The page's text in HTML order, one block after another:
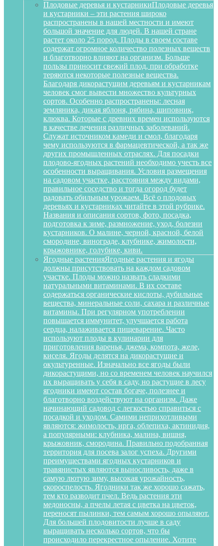
Плодовые деревья и кустарникиПлодовые деревья
и кустарники – эти растения широко
распространены в нашей местности и имеют
большой значение для людей. В нашей стране
растет около 25 пород. Плоды в своем составе
содержат огромное количество полезных веществ
и благотворно влияют на организм. Больше
пользы приносит свежий плод, при обработке
теряются некоторые полезные вещества.
Благодаря дикорастущим деревьям и кустарникам
человек смог вывести множество культурных
сортов. Особенно распространены: лесная
земляника, дикая яблоня, рябина, шиповник,
клюква. Которые с древних времен используются
в качестве лечения различных заболеваний.
Служат источником камеди и смол, благодаря
чему используются в фармацевтической, а так же
других промышленных отраслях. Для посадки
плодово-ягодных растений необходимо учесть все
особенности выращивания. Условия размещения
на садовом участке, расстояния между видами,
правильное соседство и тогда огород будет
радовать обильным урожаем. Всё о плодовых
деревьях и кустарниках читайте в этой рубрике.
Названия и описания сортов, фото, посадка,
подготовка к зиме, размножение, уход, болезни
кустарников. О малине, черной, красной, белой
смородине, винограде, клубнике, жимолости,
крыжовнике, голубике, киви.
Ягодные растенияЯгодные растения и ягоды
должны присутствовать на каждом садовом
участке. Плоды можно назвать сладкими
натуральными витаминами. В их составе
содержаться органические кислоты, дубильные
вещества, минеральные соли, сахара и различные
витамины. При регулярном употреблении
повышается иммунитет, улучшается работа
сердца, налаживается пищеварение. Часто
используют плоды в кулинарии для
приготовления варенья, джема, компота, желе,
киселя. Ягоды делятся на дикорастущие и
окультуренные. Изначально все ягоды были
дикорастущими, но со временем человек научился
их выращивать у себя в саду, но растущие в лесу
ягодники имеют состав богаче, полезнее и
благотворно воздействуют на организм. Даже
начинающий садовод с легкостью справиться с
посадкой и уходом. Самими неприхотливыми
являются: жимолость, ирга, облепиха, актинидия,
а популярными: клубника, малина, вишня,
крыжовник, смородина. Правильно подобранная
территория для посева залог успеха. Другими
преимуществами ягодных кустарников и
травянистых являются выносливость, даже в
самую лютую зиму, высокая урожайность,
скороспелость. Ягодники так же хорошо сажать,
тем кто разводит пчел. Ведь растения эти
медоносны, а пчелы летая с цветка на цветок,
переносят пылинки, тем самым хорошо опыляют.
Для большей плодовитости лучше в саду
выращивать несколько сортов, что бы
происходило перекрестное опыление. Хотите